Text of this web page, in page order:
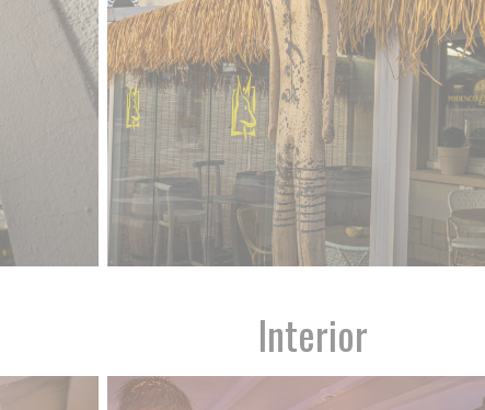
Interior